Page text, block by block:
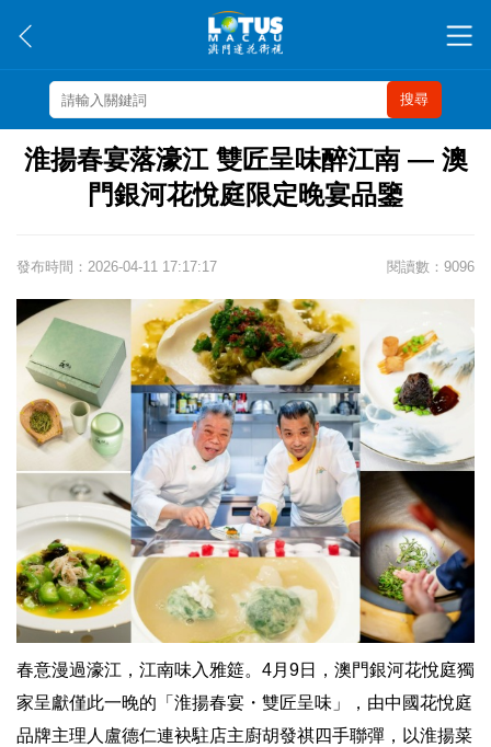
搜尋
淮揚春宴落濠江 雙匠呈味醉江南 — 澳
門銀河花悅庭限定晚宴品鑒
發布時間：2026-04-11 17:17:17 閱讀數：9096
春意漫過濠江，江南味入雅筵。4月9日，澳門銀河花悅庭獨
家呈獻僅此一晚的「淮揚春宴・雙匠呈味」，由中國花悅庭
品牌主理人盧德仁連袂駐店主廚胡發祺四手聯彈，以淮揚菜